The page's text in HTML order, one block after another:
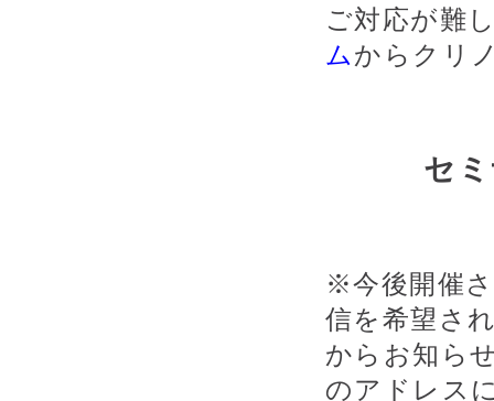
ご対応が難
ムからクリ
セ
※今後開催
信を希望さ
からお知ら
のアドレス